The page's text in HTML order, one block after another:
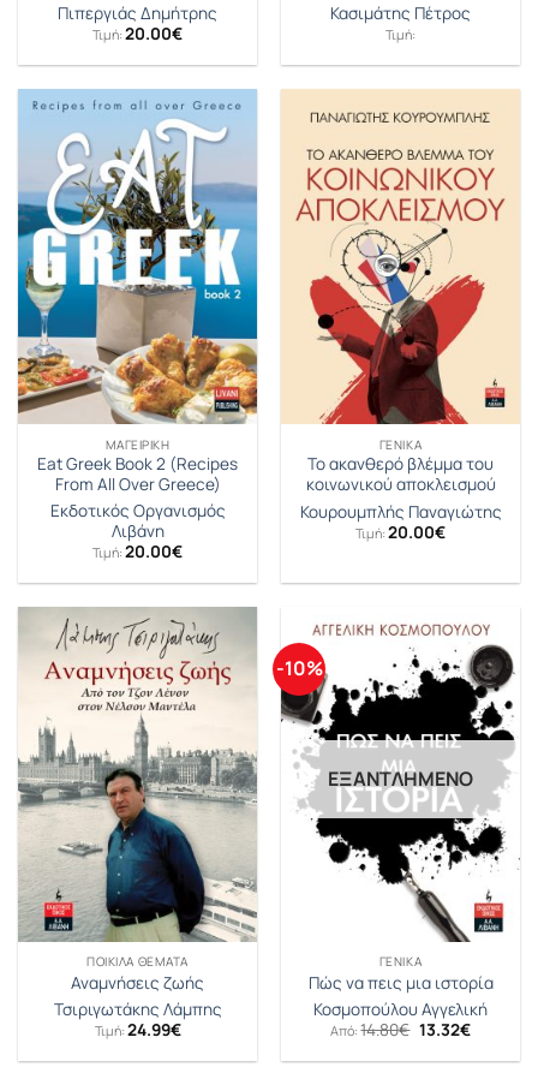
Πιπεργιάς Δημήτρης
Τιμή: 20.00€
Κασιμάτης Πέτρος
Τιμή:
ΜΑΓΕΙΡΙΚΉ
Eat Greek Book 2 (Recipes
From All Over Greece)
Εκδοτικός Οργανισμός
Λιβάνη
Τιμή: 20.00€
ΓΕΝΙΚΆ
Το ακανθερό βλέμμα του
κοινωνικού αποκλεισμού
Κουρουμπλής Παναγιώτης
Τιμή: 20.00€
ΠΟΙΚΊΛΑ ΘΈΜΑΤΑ
Αναμνήσεις ζωής
Τσιριγωτάκης Λάμπης
Τιμή: 24.99€
-10%
ΕΞΑΝΤΛΗΜΈΝΟ
ΓΕΝΙΚΆ
Πώς να πεις μια ιστορία
Κοσμοπούλου Αγγελική
Από:14.80€ Original
price
was:
13.32€Η
τιμή